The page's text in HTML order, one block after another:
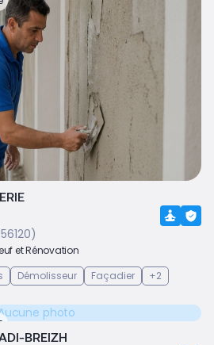
et Rénovation
Démolisseur Façadier +2
photo
BREIZH